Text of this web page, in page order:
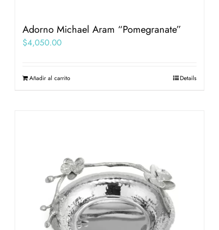
Adorno Michael Aram “Pomegranate”
$4,050.00
Añadir al carrito Details